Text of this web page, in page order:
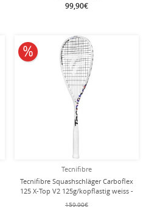
99,90€
Tecnifibre
Tecnifibre Squashschläger Carboflex
125 X-Top V2 125g/kopflastig weiss -
besaitet -
159,90€
10% reduziert